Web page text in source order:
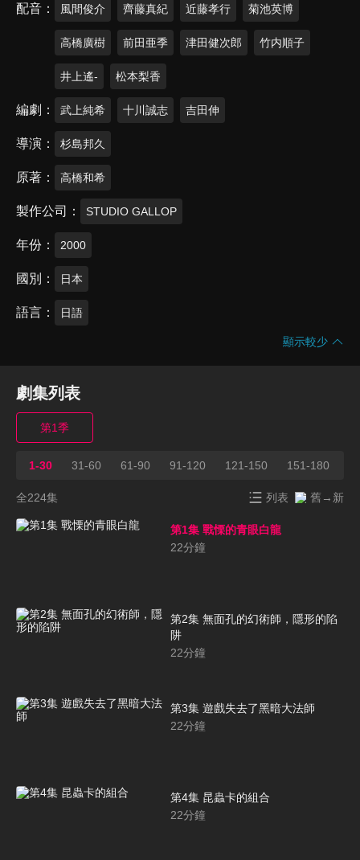
配音 風間俊介 齊藤真紀 近藤孝行 菊池英博
高橋廣樹 前田亜季 津田健次郎 竹内順子
井上遙- 松本梨香
編劇 武上純希 十川誠志 吉田伸
導演 杉島邦久
原著 高橋和希
製作公司 STUDIO GALLOP
年份 2000
國別 日本
語言 日語
顯示較少
劇集列表
第1季
1-30 31-60 61-90 91-120 121-150 151-180
全224集 列表 舊→新
第1集 戰慄的青眼白龍
22分鐘
第2集 無面孔的幻術師，隱形的陷
阱
22分鐘
第3集 遊戲失去了黑暗大法師
22分鐘
第4集 昆蟲卡的組合
22分鐘